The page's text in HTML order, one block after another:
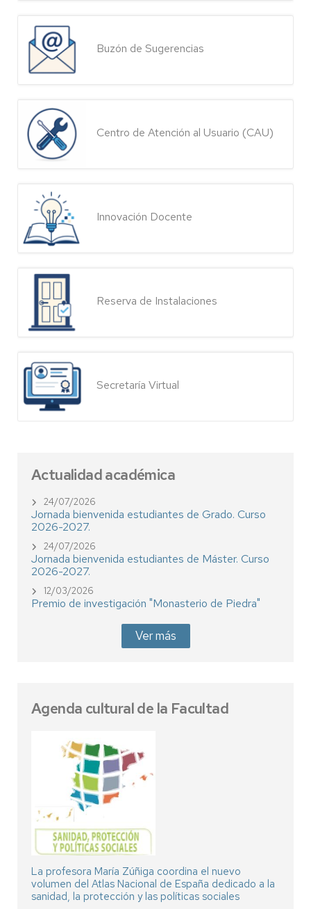
Buzón de Sugerencias
Centro de Atención al Usuario (CAU)
Innovación Docente
Reserva de Instalaciones
Secretaría Virtual
Actualidad académica
24/07/2026
Jornada bienvenida estudiantes de Grado. Curso
2026-2027.
24/07/2026
Jornada bienvenida estudiantes de Máster. Curso
2026-2027.
12/03/2026
Premio de investigación "Monasterio de Piedra"
Ver más
Agenda cultural de la Facultad
La profesora María Zúñiga coordina el nuevo
volumen del Atlas Nacional de España dedicado a la
sanidad, la protección y las políticas sociales